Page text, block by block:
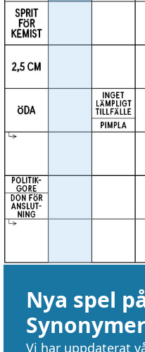
Nya spel
Vi har uppdaterat